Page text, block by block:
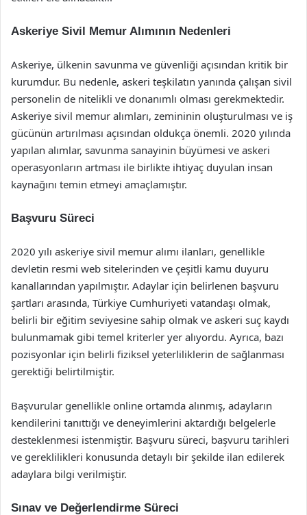
Askeriye Sivil Memur Alımının Nedenleri
Askeriye, ülkenin savunma ve güvenliği açısından kritik bir
kurumdur. Bu nedenle, askeri teşkilatın yanında çalışan sivil
personelin de nitelikli ve donanımlı olması gerekmektedir.
Askeriye sivil memur alımları, zemininin oluşturulması ve iş
gücünün artırılması açısından oldukça önemli. 2020 yılında
yapılan alımlar, savunma sanayinin büyümesi ve askeri
operasyonların artması ile birlikte ihtiyaç duyulan insan
kaynağını temin etmeyi amaçlamıştır.
Başvuru Süreci
2020 yılı askeriye sivil memur alımı ilanları, genellikle
devletin resmi web sitelerinden ve çeşitli kamu duyuru
kanallarından yapılmıştır. Adaylar için belirlenen başvuru
şartları arasında, Türkiye Cumhuriyeti vatandaşı olmak,
belirli bir eğitim seviyesine sahip olmak ve askeri suç kaydı
bulunmamak gibi temel kriterler yer alıyordu. Ayrıca, bazı
pozisyonlar için belirli fiziksel yeterliliklerin de sağlanması
gerektiği belirtilmiştir.
Başvurular genellikle online ortamda alınmış, adayların
kendilerini tanıttığı ve deneyimlerini aktardığı belgelerle
desteklenmesi istenmiştir. Başvuru süreci, başvuru tarihleri
ve gereklilikleri konusunda detaylı bir şekilde ilan edilerek
adaylara bilgi verilmiştir.
Sınav ve Değerlendirme Süreci